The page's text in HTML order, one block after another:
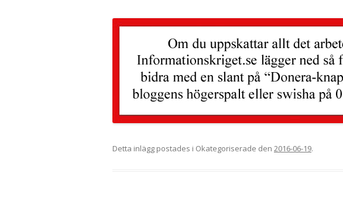
Detta inlägg postades i Okategoriserade den 2016-06-19.